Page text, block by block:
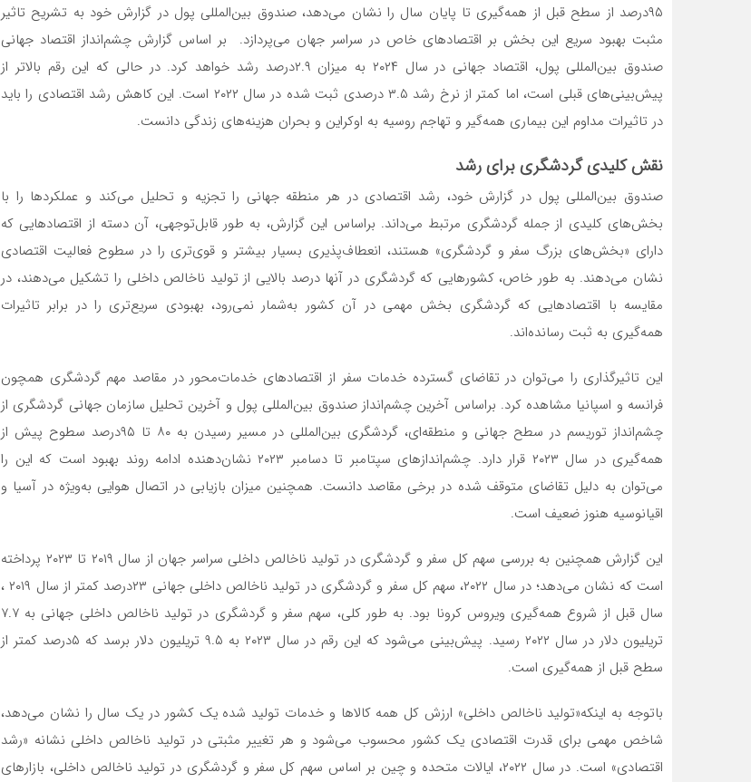
۹۵‌درصد از سطح قبل از همه‌گیری تا پایان سال را نشان می‌‌‌دهد، صندوق بین‌المللی پول در گزارش خود به تشریح تاثیر
مثبت بهبود سریع این بخش بر اقتصادهای خاص در سراسر جهان می‌‌‌پردازد. بر اساس گزارش چشم‌انداز اقتصاد جهانی
صندوق بین‌المللی پول، اقتصاد جهانی در سال ۲۰۲۴ به میزان ۲.۹‌درصد رشد خواهد کرد. در حالی که این رقم بالاتر از
پیش‌بینی‌‌‌های قبلی است، اما کمتر از نرخ رشد ۳.۵ درصدی ثبت شده در سال ۲۰۲۲ است. این کاهش رشد اقتصادی را باید
در تاثیرات مداوم این بیماری همه‌گیر و تهاجم روسیه به اوکراین و بحران هزینه‌‌‌های زندگی دانست.
نقش کلیدی گردشگری برای رشد
صندوق بین‌المللی پول در گزارش خود، رشد اقتصادی در هر منطقه جهانی را تجزیه و تحلیل می‌‌‌کند و عملکردها را با
بخش‌‌‌های کلیدی از جمله گردشگری مرتبط می‌‌‌داند. براساس این گزارش، به طور قابل‌توجهی، آن دسته از اقتصادهایی که
دارای «بخش‌‌‌های بزرگ سفر و گردشگری» هستند، انعطاف‌‌‌پذیری بسیار بیشتر و قوی‌‌‌تری را در سطوح فعالیت اقتصادی
نشان می‌‌‌دهند. به طور خاص، کشورهایی که گردشگری در آنها‌ درصد بالایی از تولید ناخالص داخلی را تشکیل می‌‌‌دهند، در
مقایسه با اقتصادهایی که گردشگری بخش مهمی در آن کشور به‌‌‌شمار نمی‌‌‌رود، بهبودی سریع‌‌‌تری را در برابر تاثیرات
همه‌گیری به ثبت رسانده‌‌‌اند.
این تاثیرگذاری را می‌توان در تقاضای گسترده خدمات سفر از اقتصادهای خدمات‌محور در مقاصد مهم گردشگری همچون
فرانسه و اسپانیا مشاهده کرد. براساس آخرین چشم‌‌‌‌‌‌انداز صندوق بین‌المللی پول و آخرین تحلیل سازمان جهانی گردشگری از
چشم‌انداز توریسم در سطح جهانی و منطقه‌‌‌ای، گردشگری بین‌المللی در مسیر رسیدن به ۸۰ تا ۹۵‌درصد سطوح پیش از
همه‌گیری در سال ۲۰۲۳ قرار دارد. چشم‌‌‌اندازهای سپتامبر تا دسامبر ۲۰۲۳ نشان‌‌‌دهنده ادامه روند بهبود است که این را
می‌توان به دلیل تقاضای متوقف شده در برخی مقاصد دانست. همچنین میزان بازیابی در اتصال هوایی به‌ویژه در آسیا و
اقیانوسیه هنوز ضعیف است.
این گزارش همچنین به بررسی سهم کل سفر و گردشگری در تولید ناخالص داخلی سراسر جهان از سال ۲۰۱۹ تا ۲۰۲۳ پرداخته
است که نشان می‌‌‌دهد؛ در سال ۲۰۲۲، سهم کل سفر و گردشگری در تولید ناخالص داخلی جهانی ۲۳درصد کمتر از سال ۲۰۱۹ ،
سال قبل از شروع همه‌گیری ویروس کرونا بود. به طور کلی، سهم سفر و گردشگری در تولید ناخالص داخلی جهانی به ۷.۷
تریلیون دلار در سال ۲۰۲۲ رسید. پیش‌بینی می‌شود که این رقم در سال ۲۰۲۳ به ۹.۵ تریلیون دلار برسد که ۵درصد کمتر از
سطح قبل از همه‌گیری است.
باتوجه به اینکه«تولید ناخالص داخلی» ارزش کل همه کالاها و خدمات تولید شده یک کشور در یک سال را نشان می‌‌‌دهد،
شاخص مهمی برای قدرت اقتصادی یک کشور محسوب می‌شود و هر تغییر مثبتی در تولید ناخالص داخلی نشانه «رشد
اقتصادی» است. در سال ۲۰۲۲، ایالات متحده و چین بر اساس سهم کل سفر و گردشگری در تولید ناخالص داخلی، بازارهای